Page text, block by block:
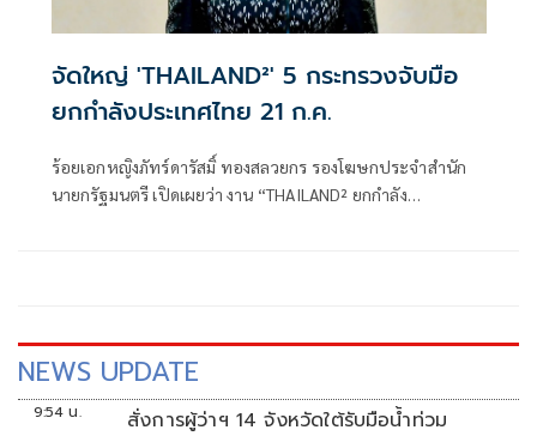
จัดใหญ่ 'THAILAND²' 5 กระทรวงจับมือ
ยกกำลังประเทศไทย 21 ก.ค.
ร้อยเอกหญิงภัทร์ดารัสมิ์ ทองสลวยกร รองโฆษกประจำสำนัก
นายกรัฐมนตรี เปิดเผยว่า งาน “THAILAND² ยกกำลัง
NEWS UPDATE
9:54 น. สั่งการผู้ว่าฯ 14 จังหวัดใต้รับมือน้ำท่วม